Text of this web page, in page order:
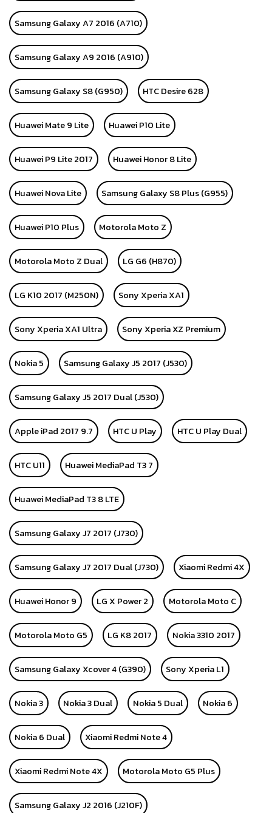
Samsung Galaxy A7 2016 (A710)
Samsung Galaxy A9 2016 (A910)
Samsung Galaxy S8 (G950) HTC Desire 628
Huawei Mate 9 Lite Huawei P10 Lite
Huawei P9 Lite 2017 Huawei Honor 8 Lite
Huawei Nova Lite Samsung Galaxy S8 Plus (G955)
Huawei P10 Plus Motorola Moto Z
Motorola Moto Z Dual LG G6 (H870)
LG K10 2017 (M250N) Sony Xperia XA1
Sony Xperia XA1 Ultra Sony Xperia XZ Premium
Nokia 5 Samsung Galaxy J5 2017 (J530)
Samsung Galaxy J5 2017 Dual (J530)
Apple iPad 2017 9.7 HTC U Play HTC U Play Dual
HTC U11 Huawei MediaPad T3 7
Huawei MediaPad T3 8 LTE
Samsung Galaxy J7 2017 (J730)
Samsung Galaxy J7 2017 Dual (J730) Xiaomi Redmi 4X
Huawei Honor 9 LG X Power 2 Motorola Moto C
Motorola Moto G5 LG K8 2017 Nokia 3310 2017
Samsung Galaxy Xcover 4 (G390) Sony Xperia L1
Nokia 3 Nokia 3 Dual Nokia 5 Dual Nokia 6
Nokia 6 Dual Xiaomi Redmi Note 4
Xiaomi Redmi Note 4X Motorola Moto G5 Plus
Samsung Galaxy J2 2016 (J210F)